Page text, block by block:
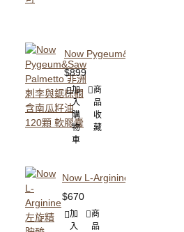
Now Pygeum&Saw
$899
加
入
購
物
車
商
品
收
藏
Now L-Arginine 左旋精胺酸
$670
加
入
商
品